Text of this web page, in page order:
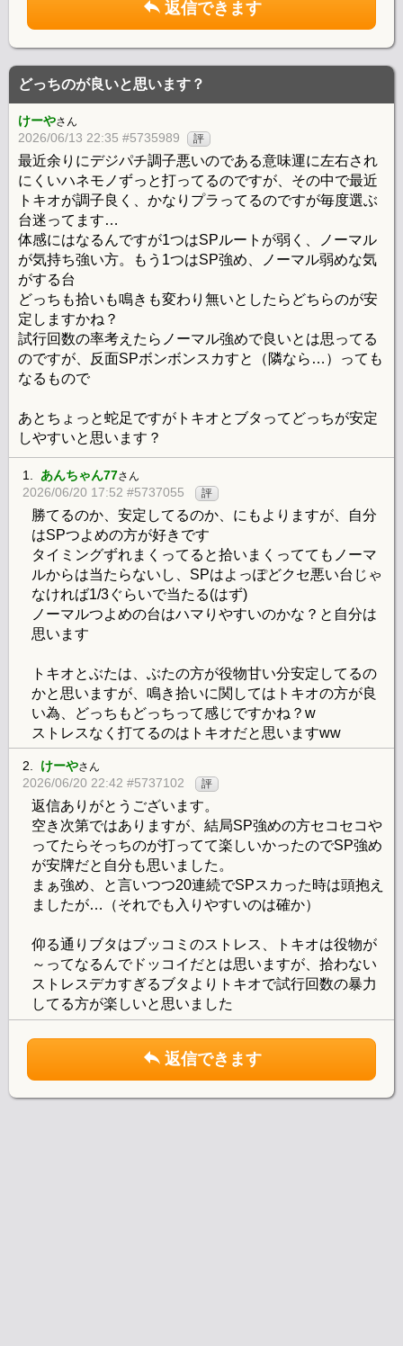
返信できます
どっちのが良いと思います？
けーやさん
2026/06/13 22:35 #5735989 評
最近余りにデジパチ調子悪いのである意味運に左右され
にくいハネモノずっと打ってるのですが、その中で最近
トキオが調子良く、かなりプラってるのですが毎度選ぶ
台迷ってます…
体感にはなるんですが1つはSPルートが弱く、ノーマル
が気持ち強い方。もう1つはSP強め、ノーマル弱めな気
がする台
どっちも拾いも鳴きも変わり無いとしたらどちらのが安
定しますかね？
試行回数の率考えたらノーマル強めで良いとは思ってる
のですが、反面SPボンボンスカすと（隣なら…）っても
なるもので
あとちょっと蛇足ですがトキオとブタってどっちが安定
しやすいと思います？
1. あんちゃん77さん
2026/06/20 17:52 #5737055 評
勝てるのか、安定してるのか、にもよりますが、自分
はSPつよめの方が好きです
タイミングずれまくってると拾いまくっててもノーマ
ルからは当たらないし、SPはよっぽどクセ悪い台じゃ
なければ1/3ぐらいで当たる(はず)
ノーマルつよめの台はハマりやすいのかな？と自分は
思います
トキオとぶたは、ぶたの方が役物甘い分安定してるの
かと思いますが、鳴き拾いに関してはトキオの方が良
い為、どっちもどっちって感じですかね？w
ストレスなく打てるのはトキオだと思いますww
2. けーやさん
2026/06/20 22:42 #5737102 評
返信ありがとうございます。
空き次第ではありますが、結局SP強めの方セコセコや
ってたらそっちのが打ってて楽しいかったのでSP強め
が安牌だと自分も思いました。
まぁ強め、と言いつつ20連続でSPスカった時は頭抱え
ましたが…（それでも入りやすいのは確か）
仰る通りブタはブッコミのストレス、トキオは役物が
～ってなるんでドッコイだとは思いますが、拾わない
ストレスデカすぎるブタよりトキオで試行回数の暴力
してる方が楽しいと思いました
返信できます